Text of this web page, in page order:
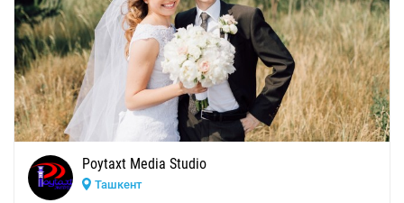
Poytaxt Media Studio
Ташкент